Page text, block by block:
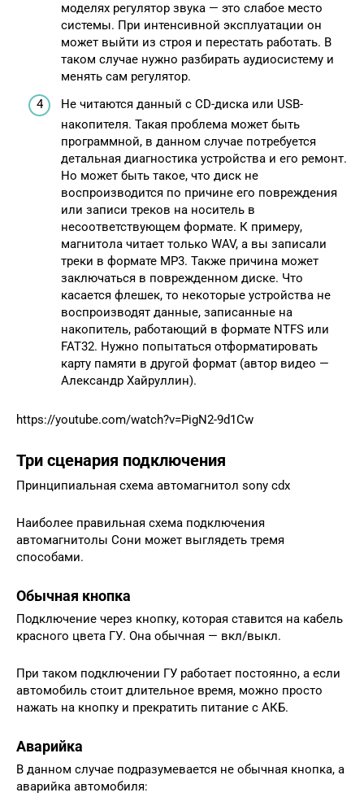
моделях регулятор звука — это слабое место
системы. При интенсивной эксплуатации он
может выйти из строя и перестать работать. В
таком случае нужно разбирать аудиосистему и
менять сам регулятор.
Не читаются данный с CD-диска или USB-
накопителя. Такая проблема может быть
программной, в данном случае потребуется
детальная диагностика устройства и его ремонт.
Но может быть такое, что диск не
воспроизводится по причине его повреждения
или записи треков на носитель в
несоответствующем формате. К примеру,
магнитола читает только WAV, а вы записали
треки в формате MP3. Также причина может
заключаться в поврежденном диске. Что
касается флешек, то некоторые устройства не
воспроизводят данные, записанные на
накопитель, работающий в формате NTFS или
FAT32. Нужно попытаться отформатировать
карту памяти в другой формат (автор видео —
Александр Хайруллин).
https://youtube.com/watch?v=PigN2-9d1Cw
Три сценария подключения
Принципиальная схема автомагнитол sony cdx
Наиболее правильная схема подключения
автомагнитолы Сони может выглядеть тремя
способами.
Обычная кнопка
Подключение через кнопку, которая ставится на кабель
красного цвета ГУ. Она обычная — вкл/выкл.
При таком подключении ГУ работает постоянно, а если
автомобиль стоит длительное время, можно просто
нажать на кнопку и прекратить питание с АКБ.
Аварийка
В данном случае подразумевается не обычная кнопка, а
аварийка автомобиля: